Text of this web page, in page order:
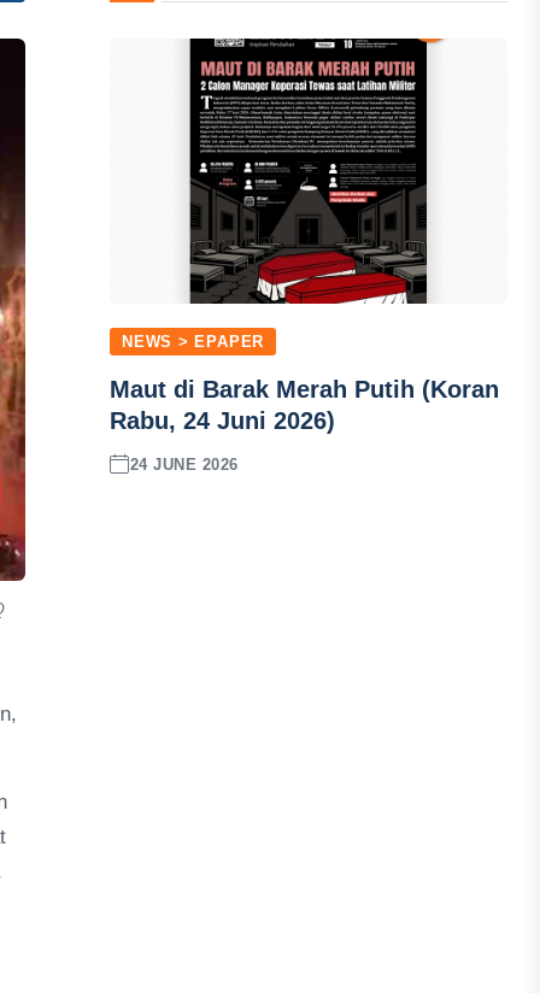
NEWS > EPAPER
Maut di Barak Merah Putih (Koran
Rabu, 24 Juni 2026)
24 JUNE 2026